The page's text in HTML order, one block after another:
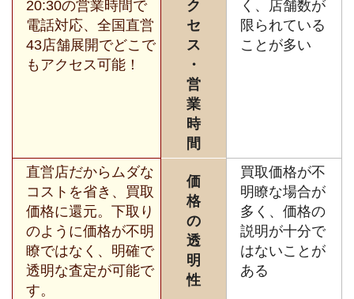
20:30の営業時間で
電話対応、全国直営
43店舗展開でどこで
もアクセス可能！
ク
セ
ス
・
営
業
時
間
く、店舗数が
限られている
ことが多い
直営店だからムダな
コストを省き、買取
価格に還元。下取り
のように価格が不明
瞭ではなく、明確で
透明な査定が可能で
す。
価
格
の
透
明
性
買取価格が不
明瞭な場合が
多く、価格の
説明が十分で
はないことが
ある